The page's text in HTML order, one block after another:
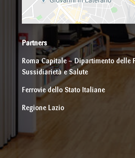
Partners
Roma Capitale – Dipartimento delle
Sussidiarietà e Salute
Ferrovie dello Stato Italiane
Regione Lazio